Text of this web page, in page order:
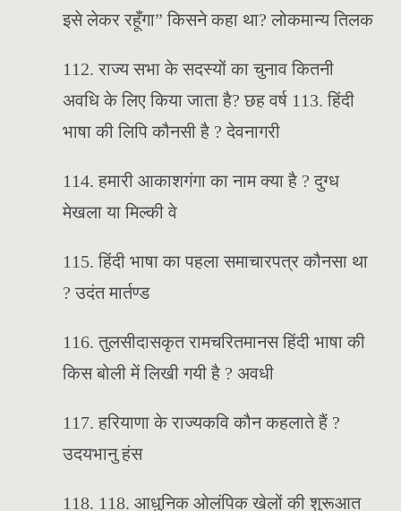
इसे लेकर रहूँगा” किसने कहा था? लोकमान्य तिलक
112. राज्य सभा के सदस्यों का चुनाव कितनी
अवधि के लिए किया जाता है? छह वर्ष 113. हिंदी
भाषा की लिपि कौनसी है ? देवनागरी
114. हमारी आकाशगंगा का नाम क्या है ? दुग्ध
मेखला या मिल्की वे
115. हिंदी भाषा का पहला समाचारपत्र कौनसा था
? उदंत मार्तण्ड
116. तुलसीदासकृत रामचरितमानस हिंदी भाषा की
किस बोली में लिखी गयी है ? अवधी
117. हरियाणा के राज्यकवि कौन कहलाते हैं ?
उदयभानु हंस
118. 118. आधुनिक ओलंपिक खेलों की शुरूआत